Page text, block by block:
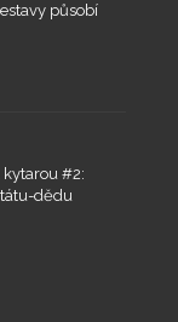
působí
#2:
dědu